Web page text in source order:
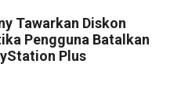
Tawarkan Diskon
Pengguna Batalkan
Plus